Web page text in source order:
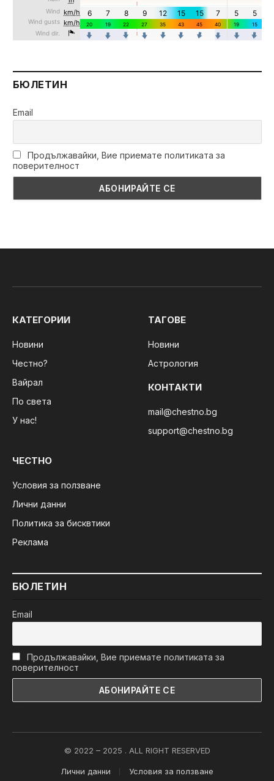
БЮЛЕТИН
Email
Продължавайки, Вие приемате политиката за
поверителност
КАТЕГОРИИ
Новини
Честно?
Вайрал
По света
У нас!
ТАГОВЕ
Новини
Астрология
КОНТАКТИ
mail@chestno.bg
support@chestno.bg
ЧЕСТНО
Условия за ползване
Лични данни
Политика за бисквтики
Реклама
БЮЛЕТИН
Email
Продължавайки, Вие приемате политиката за
поверителност
© 2022 – 2025 . ALL RIGHT RESERVED
Лични данни Условия за ползване